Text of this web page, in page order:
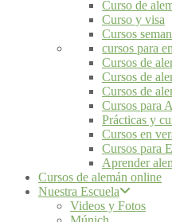
Curso de
Curso y visa
Cursos
cursos para
Cursos de
Cursos de
Cursos de
Cursos para
Prácticas y
Cursos en
Cursos para
Aprender
Cursos de alemán online
Nuestra Escuela
Videos y Fotos